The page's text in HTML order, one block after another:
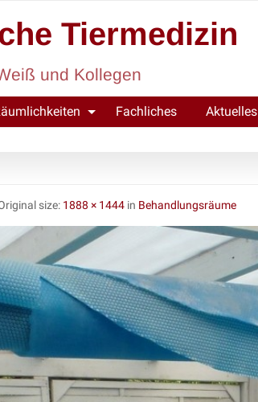
Tiermedizin
und Kollegen
Fachliches Aktuelles
size: 1888 × 1444in Behandlungsräume